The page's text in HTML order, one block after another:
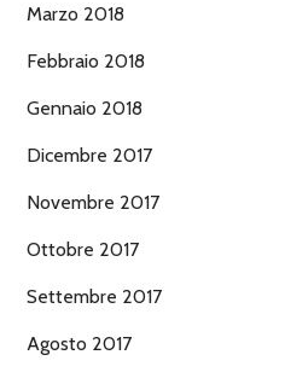
Marzo 2018
Febbraio 2018
Gennaio 2018
Dicembre 2017
Novembre 2017
Ottobre 2017
Settembre 2017
Agosto 2017